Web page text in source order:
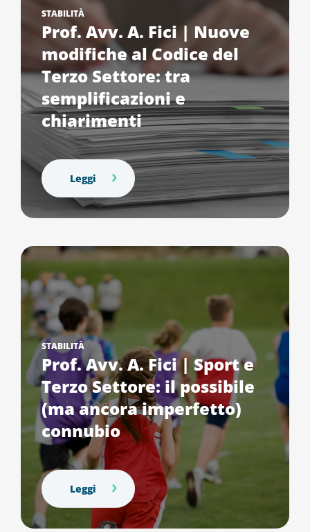
STABILITÀ
Prof. Avv. A. Fici | Nuove
modifiche al Codice del
Terzo Settore: tra
semplificazioni e
chiarimenti
Leggi
STABILITÀ
Prof. Avv. A. Fici | Sport e
Terzo Settore: il possibile
(ma ancora imperfetto)
connubio
Leggi